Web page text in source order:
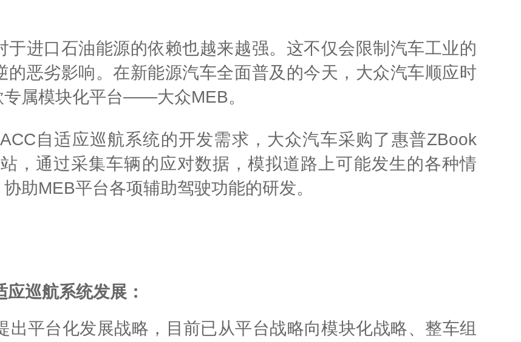
于进口石油能源的依赖也越来越强。这不仅会限制汽车工业的
恶劣影响。在新能源汽车全面普及的今天，大众汽车顺应时
属模块化平台——大众MEB。
自适应巡航系统的开发需求，大众汽车采购了惠普ZBook
，通过采集车辆的应对数据，模拟道路上可能发生的各种情
助MEB平台各项辅助驾驶功能的研发。
巡航系统发展：
出平台化发展战略，目前已从平台战略向模块化战略、整车组